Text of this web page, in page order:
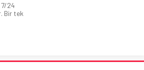
7/24
Bir tek